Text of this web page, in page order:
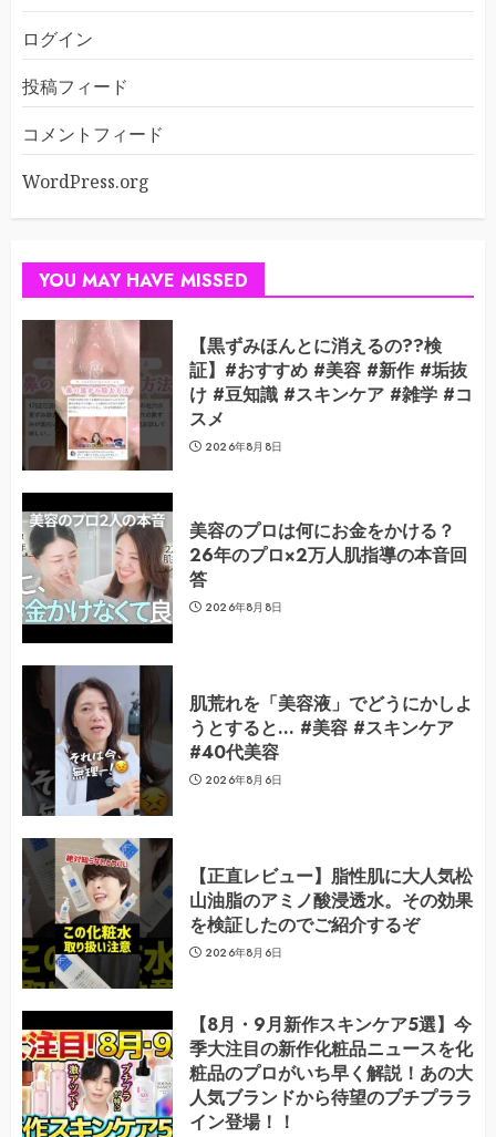
ログイン
投稿フィード
コメントフィード
WordPress.org
YOU MAY HAVE MISSED
【黒ずみほんとに消えるの??検
証】#おすすめ #美容 #新作 #垢抜
け #豆知識 #スキンケア #雑学 #コ
スメ
2026年8月8日
美容のプロは何にお金をかける？
26年のプロ×2万人肌指導の本音回
答
2026年8月8日
肌荒れを「美容液」でどうにかしよ
うとすると… #美容 #スキンケア
#40代美容
2026年8月6日
【正直レビュー】脂性肌に大人気松
山油脂のアミノ酸浸透水。その効果
を検証したのでご紹介するぞ
2026年8月6日
【8月・9月新作スキンケア5選】今
季大注目の新作化粧品ニュースを化
粧品のプロがいち早く解説！あの大
人気ブランドから待望のプチプララ
イン登場！！